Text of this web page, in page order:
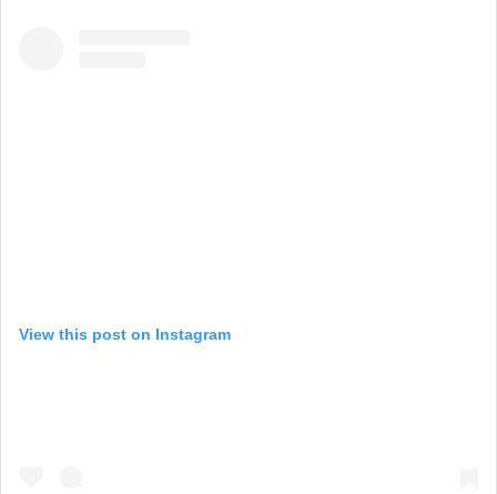
View this post on Instagram